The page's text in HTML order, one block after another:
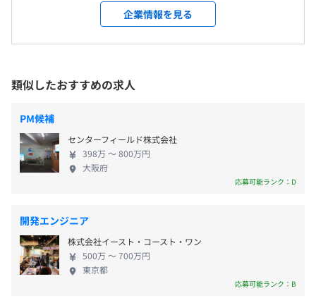
vSphere、Kubernetes、Zabbix、Datadog
Apache Hadoop、Apache Spark、Apache Beam、
PyTorch、pandas、scikit-learn、Jupyter Notebook、
＜雇入時＞
＜変更範囲＞
会社の定める場所（テレワークをおこなう場所を含む）
受動喫煙防止措置に関する事項
従業員に対する受動喫煙対策：敷地内すべて禁煙
〈静岡オフィス〉
JR線「仙台駅」徒歩約5分
・慶弔休暇
・産前産後休暇
・育児短時間措置
など
・交通費支給（月50,000円迄）
・時間外手当（全額支給）
・在宅手当
・退職金制度
・家族手当（子ども1人目／月3000円、2人目以降／月
社の品質と対応力の高さ。 社員の高い技術力のが高
い顧客満足度につながっており、ご紹介による新規
取引も増加。 また、エンジニアファーストの風土が
きる案件の確保に注力しています。 約20年間で社員
数1800名以上・2022年には東証グロース市場に上場
を果たしました。 これからも社員の力と、ITの力を
掛け合わせ、日本の未来を作り続けます。
企業情報を見る
類似したおすすめの求人
PM候補
センターフィールド株式会社
398万 〜 800万円
大阪府
応募可能ランク：D
開発エンジニア
株式会社イースト・コースト・ワン
500万 〜 700万円
東京都
応募可能ランク：B